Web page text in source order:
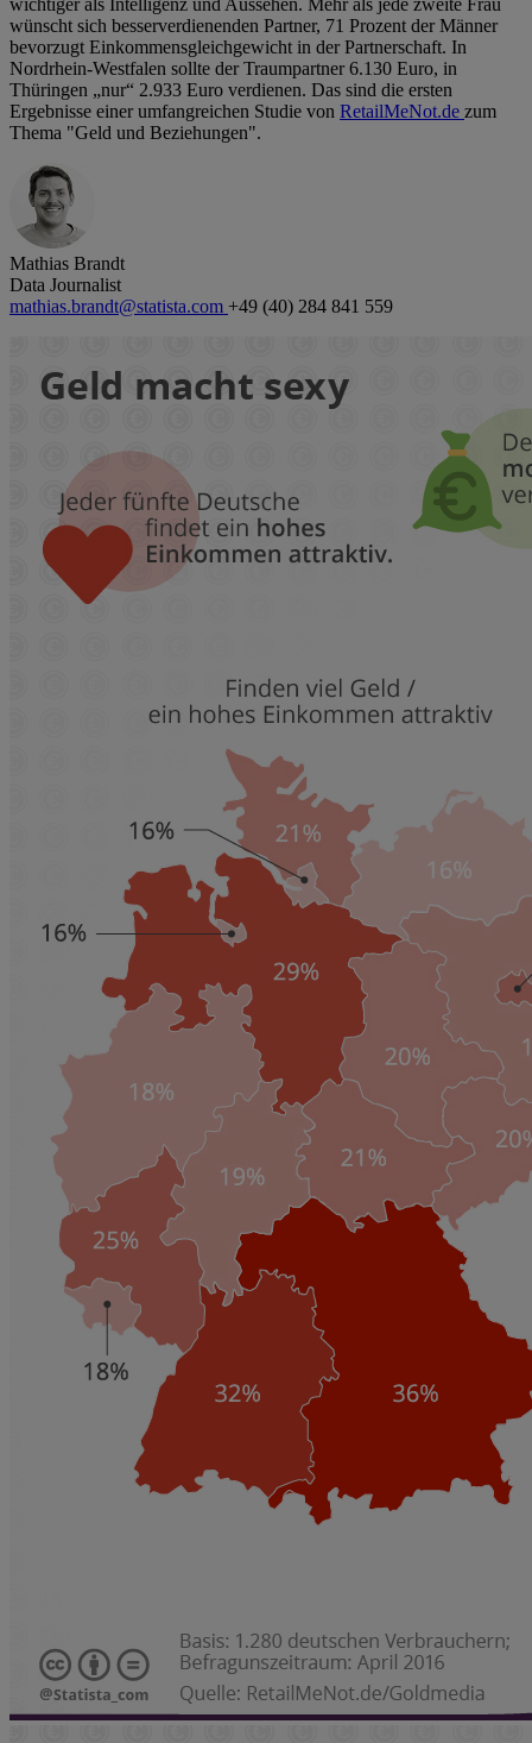
wichtiger als Intelligenz und Aussehen. Mehr als jede zweite Frau
wünscht sich besserverdienenden Partner, 71 Prozent der Männer
bevorzugt Einkommensgleichgewicht in der Partnerschaft. In
Nordrhein-Westfalen sollte der Traumpartner 6.130 Euro, in
Thüringen „nur“ 2.933 Euro verdienen. Das sind die ersten
Ergebnisse einer umfangreichen Studie von RetailMeNot.de zum
Thema "Geld und Beziehungen".
Mathias Brandt
Data Journalist
mathias.brandt@statista.com +49 (40) 284 841 559